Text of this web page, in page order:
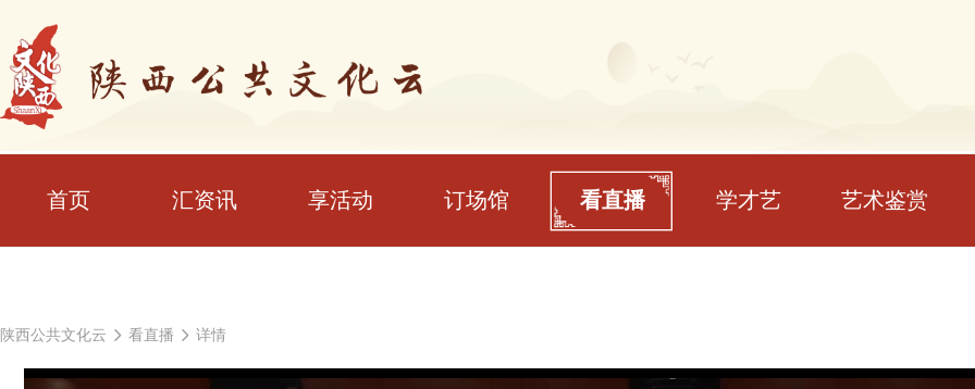
首页 汇资讯 享活动 订场馆 看直播 学才艺 艺术鉴赏
陕西公共文化云 看直播 详情